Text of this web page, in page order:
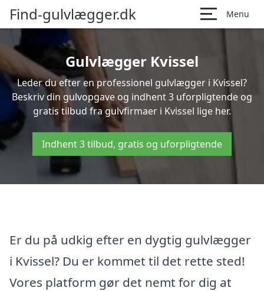
Find-gulvlægger.dk Menu
Gulvlægger Kvissel
Leder du efter en professionel gulvlægger i Kvissel?
Beskriv din gulvopgave og indhent 3 uforpligtende og
gratis tilbud fra gulvfirmaer i Kvissel lige her.
Indhent 3 tilbud, gratis og uforpligtende
Er du på udkig efter en dygtig gulvlægger
i Kvissel? Du er kommet til det rette sted!
Vores platform gør det nemt for dig at